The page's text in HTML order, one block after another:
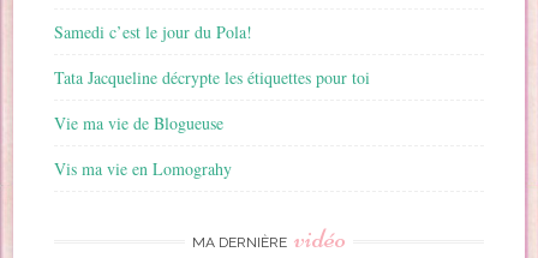
Samedi c’est le jour du Pola!
Tata Jacqueline décrypte les étiquettes pour toi
Vie ma vie de Blogueuse
Vis ma vie en Lomograhy
MA DERNIÈRE vidéo